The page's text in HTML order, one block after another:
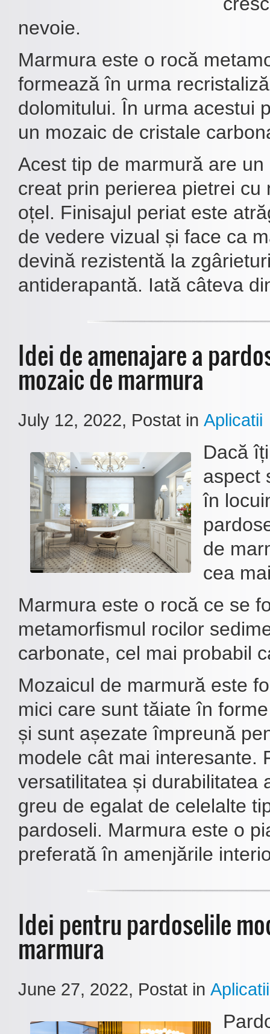
nevoie.
Marmura este o rocă
formează în urma
dolomitului. În urma acestui
un mozaic de cristale
Acest tip de marmură are
creat prin perierea pietrei cu
oțel. Finisajul periat este
de vedere vizual și face ca
devină rezistentă la
antiderapantă. Iată câteva
Idei de amenajare a
mozaic de marmura
July 12, 2022, Postat in Aplicatii
Dacă
aspect
în
de
cea
Marmura este o rocă ce se
metamorfismul rocilor
carbonate, cel mai probabil
Mozaicul de marmură este
mici care sunt tăiate în
și sunt așezate împreună
modele cât mai interesante.
versatilitatea și durabilitatea
greu de egalat de celelalte
pardoseli. Marmura este o
preferată în amenjările
Idei pentru pardoselile
marmura
June 27, 2022, Postat in Aplicatii